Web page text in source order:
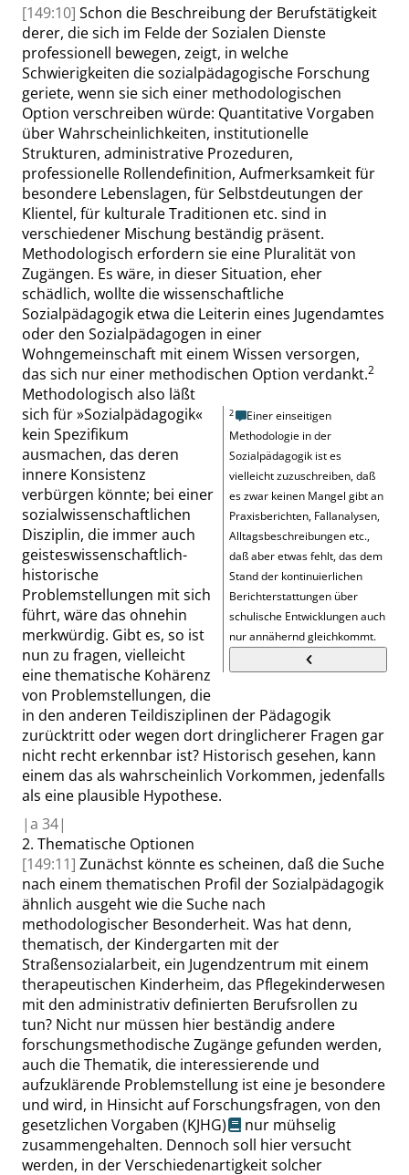
[149:10] Schon die Beschreibung der Berufstätigkeit
derer, die sich im Felde der Sozialen Dienste
professionell bewegen, zeigt, in welche
Schwierigkeiten die sozialpädagogische Forschung
geriete, wenn sie sich einer methodologischen
Option verschreiben würde: Quantitative Vorgaben
über Wahrscheinlichkeiten, institutionelle
Strukturen, administrative Prozeduren,
professionelle Rollendefinition, Aufmerksamkeit für
besondere Lebenslagen, für Selbstdeutungen der
Klientel, für kulturale Traditionen etc. sind in
verschiedener Mischung beständig präsent.
Methodologisch erfordern sie eine Pluralität von
Zugängen. Es wäre, in dieser Situation, eher
schädlich, wollte die wissenschaftliche
Sozialpädagogik etwa die Leiterin eines Jugendamtes
oder den Sozialpädagogen in einer
Wohngemeinschaft mit einem Wissen versorgen,
das sich nur einer methodischen Option verdankt.2
2
Einer einseitigen
Methodologie in der
Sozialpädagogik ist es
vielleicht zuzuschreiben, daß
es zwar keinen Mangel gibt an
Praxisberichten, Fallanalysen,
Alltagsbeschreibungen etc.,
daß aber etwas fehlt, das dem
Stand der kontinuierlichen
Berichterstattungen über
schulische Entwicklungen auch
nur annähernd gleichkommt.
Methodologisch also läßt
sich für»Sozialpädagogik«
kein Spezifikum
ausmachen, das deren
innere Konsistenz
verbürgen könnte; bei einer
sozialwissenschaftlichen
Disziplin, die immer auch
geisteswissenschaftlich-
historische
Problemstellungen mit sich
führt, wäre das ohnehin
merkwürdig. Gibt es, so ist
nun zu fragen, vielleicht
eine thematische Kohärenz
von Problemstellungen, die
in den anderen Teildisziplinen der Pädagogik
zurücktritt oder wegen dort dringlicherer Fragen gar
nicht recht erkennbar ist? Historisch gesehen, kann
einem das als wahrscheinlich Vorkommen, jedenfalls
als eine plausible Hypothese.
|a 34|
2. Thematische Optionen
[149:11] Zunächst könnte es scheinen, daß die Suche
nach einem thematischen Profil der Sozialpädagogik
ähnlich ausgeht wie die Suche nach
methodologischer Besonderheit. Was hat denn,
thematisch, der Kindergarten mit der
Straßensozialarbeit, ein Jugendzentrum mit einem
therapeutischen Kinderheim, das Pflegekinderwesen
mit den administrativ definierten Berufsrollen zu
tun? Nicht nur müssen hier beständig andere
forschungsmethodische Zugänge gefunden werden,
auch die Thematik, die interessierende und
aufzuklärende Problemstellung ist eine je besondere
und wird, in Hinsicht auf Forschungsfragen, von den
gesetzlichen Vorgaben (KJHG)
nur mühselig
zusammengehalten. Dennoch soll hier versucht
werden, in der Verschiedenartigkeit solcher